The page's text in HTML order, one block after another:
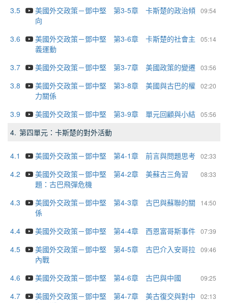
3.5
09:54
美國外交政策－鄧中堅 第3-5章 卡斯楚的政治傾
向
3.6
05:14
美國外交政策－鄧中堅 第3-6章 卡斯楚的社會主
義運動
3.7
03:56
美國外交政策－鄧中堅 第3-7章 美國政策的變遷
3.8
02:20
美國外交政策－鄧中堅 第3-8章 美國與古巴的權
力關係
3.9
05:56
美國外交政策－鄧中堅 第3-9章 單元回顧與小結
4. 第四單元：卡斯楚的對外活動
4.1 02:33
美國外交政策－鄧中堅 第4-1章 前言與問題思考
4.2
08:33
美國外交政策－鄧中堅 第4-2章 美蘇古三角習
題：古巴飛彈危機
4.3
14:50
美國外交政策－鄧中堅 第4-3章 古巴與蘇聯的關
係
4.4
07:39
美國外交政策－鄧中堅 第4-4章 西恩富哥斯事件
4.5
09:46
美國外交政策－鄧中堅 第4-5章 古巴介入安哥拉
內戰
4.6
09:25
美國外交政策－鄧中堅 第4-6章 古巴與中國
4.7
02:13
美國外交政策－鄧中堅 第4-7章 美古復交與對中